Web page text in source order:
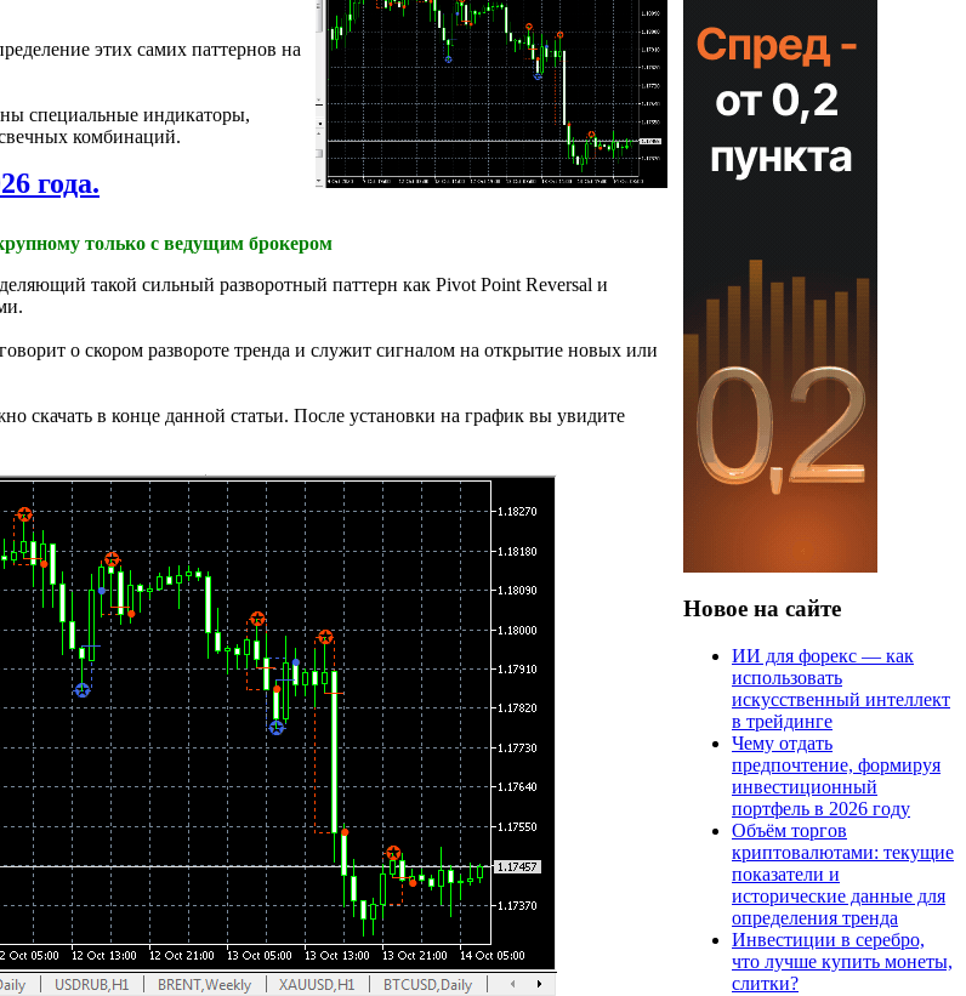
этих самих паттернов на
специальные индикаторы,
комбинаций.
года.
только с ведущим брокером
такой сильный разворотный паттерн как Pivot Point Reversal и
о скором развороте тренда и служит сигналом на открытие новых или
скачать в конце данной статьи. После установки на график вы увидите
Новое на сайте
ИИ для форекс — как
использовать
искусственный интеллект
в трейдинге
Чему отдать
предпочтение, формируя
инвестиционный
портфель в 2026 году
Объём торгов
криптовалютами: текущие
показатели и
исторические данные для
определения тренда
Инвестиции в серебро,
что лучше купить монеты,
слитки?